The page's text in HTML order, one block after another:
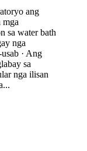
ang
mga
sa water bath
nga
· Ang
sa
nga ilisan